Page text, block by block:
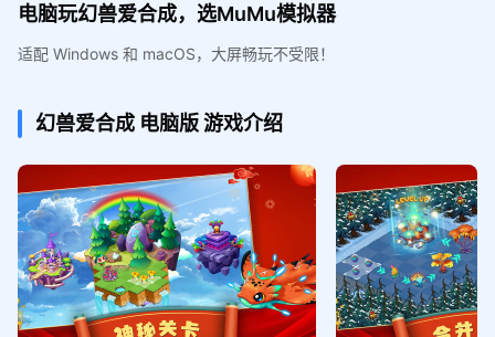
电脑玩幻兽爱合成，选MuMu模拟器
适配 Windows 和 macOS，大屏畅玩不受限！
幻兽爱合成 电脑版游戏介绍